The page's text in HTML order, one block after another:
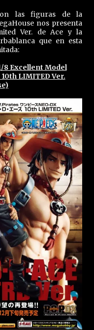
las figuras de la
nos presenta
Ver. de Ace y la
que en esta
8 Excellent Model
LIMITED Ver.